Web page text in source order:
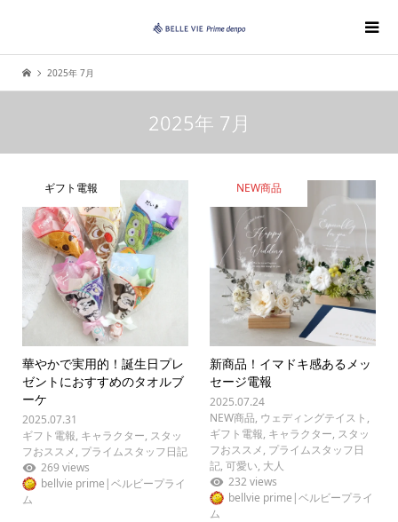
2025年 7月
2025年 7月
ギフト電報
華やかで実用的！誕生日プレ
ゼントにおすすめのタオルブ
ーケ
2025.07.31
ギフト電報, キャラクター, スタッ
フおススメ, プライムスタッフ日記
269 views
bellvie prime|ベルビープライ
ム
NEW商品
新商品！イマドキ感あるメッ
セージ電報
2025.07.24
NEW商品, ウェディングテイスト ,
ギフト電報, キャラクター, スタッ
フおススメ, プライムスタッフ日
記,可愛い, 大人
232 views
bellvie prime|ベルビープライ
ム